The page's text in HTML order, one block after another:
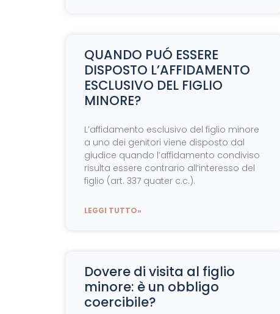
QUANDO PUÓ ESSERE
DISPOSTO L’AFFIDAMENTO
ESCLUSIVO DEL FIGLIO
MINORE?
L’affidamento esclusivo del figlio minore
a uno dei genitori viene disposto dal
giudice quando l’affidamento condiviso
risulta essere contrario all’interesso del
figlio (art. 337 quater c.c.).
LEGGI TUTTO»
Dovere di visita al figlio
minore: è un obbligo
coercibile?